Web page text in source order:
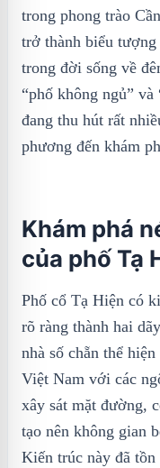
trong phong trào
trở thành biểu
trong đời sống về
“phố không ngủ”
đang thu hút rất
phương đến khám
Khám phá
của phố Tạ
Phố cổ Tạ Hiện có
rõ ràng thành hai
nhà số chẵn thể
Việt Nam với các
xây sát mặt đường,
tạo nên không gian
Kiến trúc này đã